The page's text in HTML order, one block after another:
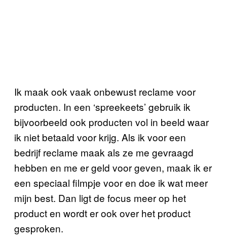
Ik maak ook vaak onbewust reclame voor
producten. In een ‘spreekeets’ gebruik ik
bijvoorbeeld ook producten vol in beeld waar
ik niet betaald voor krijg. Als ik voor een
bedrijf reclame maak als ze me gevraagd
hebben en me er geld voor geven, maak ik er
een speciaal filmpje voor en doe ik wat meer
mijn best. Dan ligt de focus meer op het
product en wordt er ook over het product
gesproken.